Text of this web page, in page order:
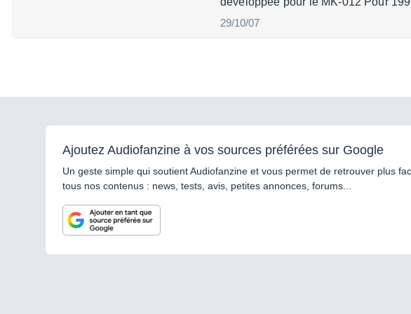
29/10/07
Ajoutez Audiofanzine à vos sources préférées sur Google
Un geste simple qui soutient Audiofanzine et vous permet de retrouver plus
tous nos contenus : news, tests, avis, petites annonces, forums...